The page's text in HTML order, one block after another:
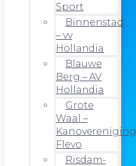
Sport
Binnenstad
– vv
Hollandia
Blauwe
Berg – AV
Hollandia
Grote
Waal –
Kanovereniging
Flevo
Risdam-